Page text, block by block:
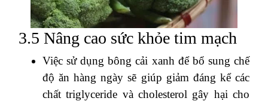
3.5 Nâng cao sức khỏe tim mạch
Việc sử dụng bông cải xanh để bổ sung chế
độ ăn hàng ngày sẽ giúp giảm đáng kể các
chất triglyceride và cholesterol gây hại cho